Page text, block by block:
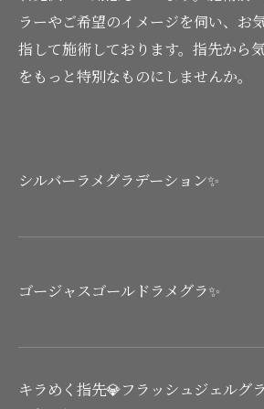
ラーやご希望のイメージを伺い、お
指して施術しております。指先から
をもっと特別なものにしませんか。
シルバーラメグラデーション✨
ゴージャスゴールドラメグラ✨
キラめく指先💎フラッシュジェルグ